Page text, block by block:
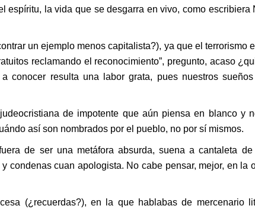
la vida que se desgarra en vivo, como escribiera
un ejemplo menos capitalista?), ya que el terrorismo
reclamando el reconocimiento”, pregunto, acaso
conocer resulta una labor grata, pues nuestros
de impotente que aún piensa en blanco y
así son nombrados por el pueblo, no por sí mismos.
de ser una metáfora absurda, suena a cantaleta
condenas cuan apologista. No cabe pensar, mejor, en la
(¿recuerdas?), en la que hablabas de mercenario